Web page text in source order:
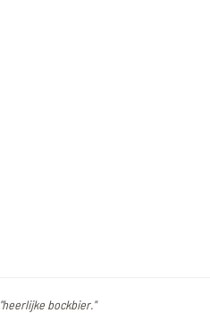
"heerlijke bockbier."